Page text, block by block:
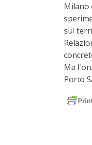
Milano
sul
Ma
Porto